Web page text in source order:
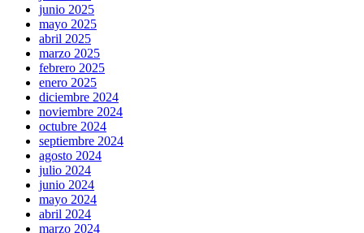
junio 2025
mayo 2025
abril 2025
marzo 2025
febrero 2025
enero 2025
diciembre 2024
noviembre 2024
octubre 2024
septiembre 2024
agosto 2024
julio 2024
junio 2024
mayo 2024
abril 2024
marzo 2024